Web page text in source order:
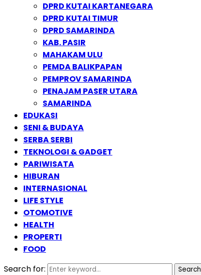
DPRD KUTAI KARTANEGARA
DPRD KUTAI TIMUR
DPRD SAMARINDA
KAB. PASIR
MAHAKAM ULU
PEMDA BALIKPAPAN
PEMPROV SAMARINDA
PENAJAM PASER UTARA
SAMARINDA
EDUKASI
SENI & BUDAYA
SERBA SERBI
TEKNOLOGI & GADGET
PARIWISATA
HIBURAN
INTERNASIONAL
LIFE STYLE
OTOMOTIVE
HEALTH
PROPERTI
FOOD
Search for:
Search